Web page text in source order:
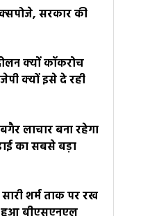
सरकार की
क्यों कॉकरोच
क्यों इसे दे रही
लाचार बना रहेगा
का सबसे बड़ा
शर्म ताक पर रख